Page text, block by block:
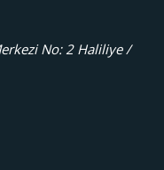
No: 2 Haliliye /